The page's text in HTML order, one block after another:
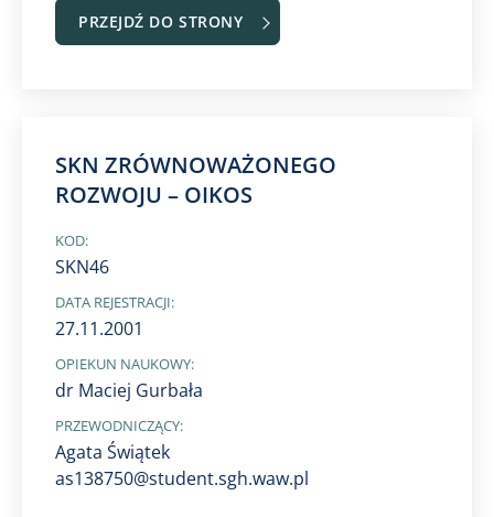
PRZEJDŹ DO STRONY
SKN ZRÓWNOWAŻONEGO
ROZWOJU – OIKOS
KOD:
SKN46
DATA REJESTRACJI:
27.11.2001
OPIEKUN NAUKOWY:
dr Maciej Gurbała
PRZEWODNICZĄCY:
Agata Świątek
as138750@student.sgh.waw.pl